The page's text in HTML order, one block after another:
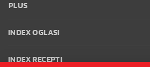
PLUS
INDEX OGLASI
INDEX RECEPTI